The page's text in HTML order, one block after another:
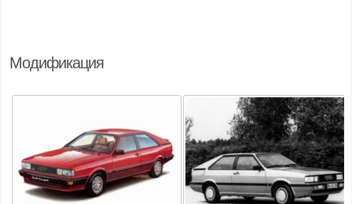
Модификация